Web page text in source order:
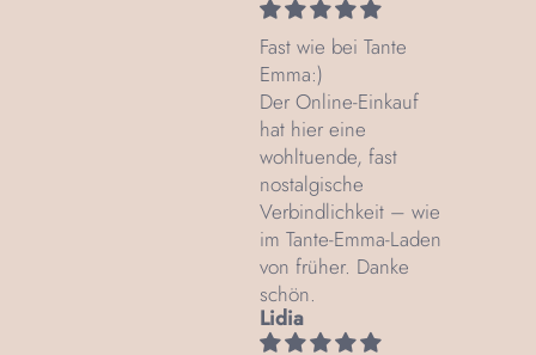
Fast wie bei Tante
Emma:)
Der Online-Einkauf
hat hier eine
wohltuende, fast
nostalgische
Verbindlichkeit – wie
im Tante‑Emma‑Laden
von früher. Danke
schön.
Lidia